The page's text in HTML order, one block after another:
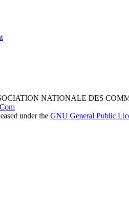
NATIONALE DES
under the GNU General Public